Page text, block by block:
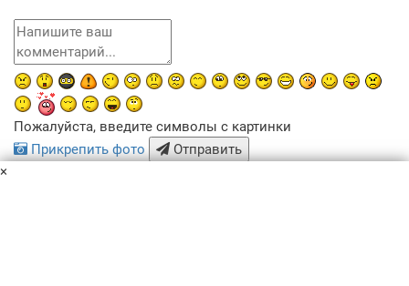
Пожалуйста, введите символы с картинки
Прикрепить фото
Отправить
×